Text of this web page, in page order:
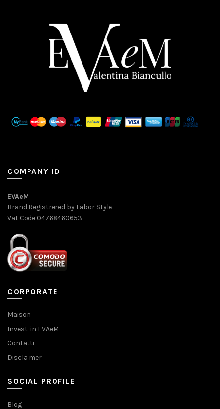
COMPANY ID
EVAeM
Brand Registrered by Labor Style
Vat Code 04768460653
CORPORATE
Maison
Investi in EVAeM
Contatti
Disclaimer
SOCIAL PROFILE
Blog